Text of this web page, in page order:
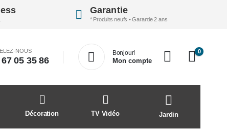
Garantie
* Produits neufs • Garantie 2 ans
NOUS
05 35 86
Bonjour!
Mon compte
0
Décoration TV Vidéo Jardin